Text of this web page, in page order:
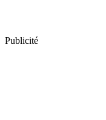
Publicité